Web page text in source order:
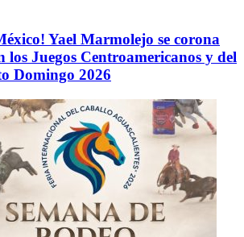
Yael Marmolejo se corona
los Juegos Centroamericanos y del
Domingo 2026